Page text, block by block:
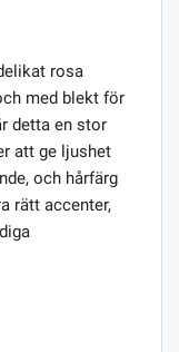
rosa
med blekt för
detta en stor
att ge ljushet
och hårfärg
rätt accenter,